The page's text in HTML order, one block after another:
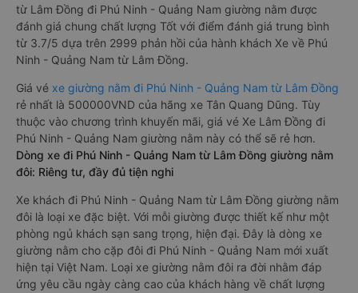
từ Lâm Đồng đi Phú Ninh - Quảng Nam giường nằm được
đánh giá chung chất lượng Tốt với điểm đánh giá trung bình
từ 3.7/5 dựa trên 2999 phản hồi của hành khách Xe về Phú
Ninh - Quảng Nam từ Lâm Đồng.
Giá vé xe giường nằm đi Phú Ninh - Quảng Nam từ Lâm Đồng
rẻ nhất là 500000VND của hãng xe Tân Quang Dũng. Tùy
thuộc vào chương trình khuyến mãi, giá vé Xe Lâm Đồng đi
Phú Ninh - Quảng Nam giường nằm này có thể sẽ rẻ hơn.
Dòng xe đi Phú Ninh - Quảng Nam từ Lâm Đồng giường nằm
đôi: Riêng tư, đầy đủ tiện nghi
Xe khách đi Phú Ninh - Quảng Nam từ Lâm Đồng giường nằm
đôi là loại xe đặc biệt. Với mỗi giường được thiết kế như một
phòng ngủ khách sạn sang trọng, hiện đại. Đây là dòng xe
giường nằm cho cặp đôi đi Phú Ninh - Quảng Nam mới xuất
hiện tại Việt Nam. Loại xe giường nằm đôi ra đời nhằm đáp
ứng yêu cầu ngày càng cao của khách hàng về chất lượng